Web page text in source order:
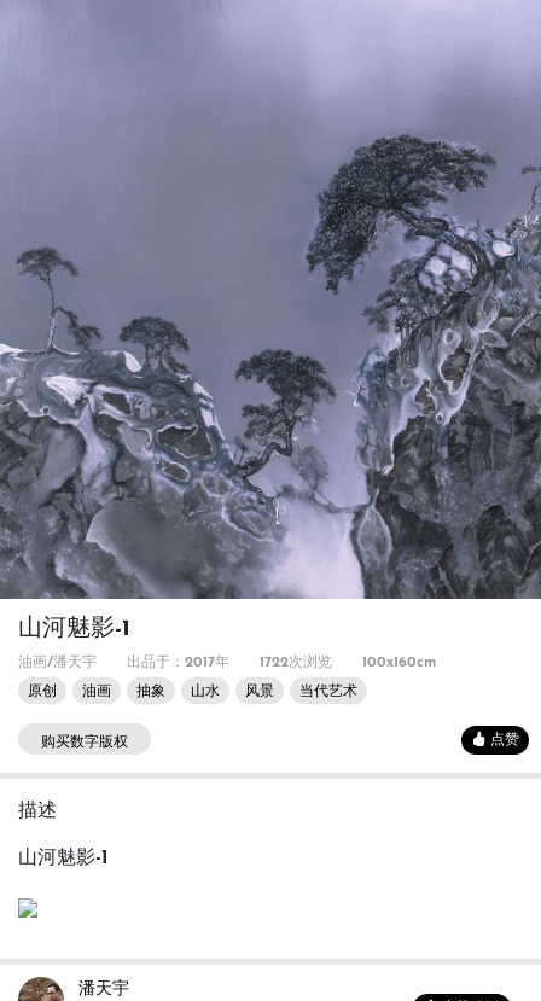
山河魅影-1
油画/潘天宇 出品于：2017年 1722次浏览
100x160cm
原创
油画 抽象 山水 风景 当代艺术
购买数字版权 点赞
描述
山河魅影-1
潘天宇